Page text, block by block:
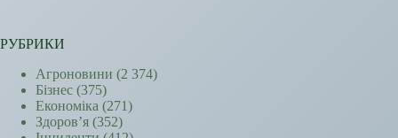
РУБРИКИ
Агроновини (2 374)
Бізнес (375)
Економіка (271)
Здоров’я (352)